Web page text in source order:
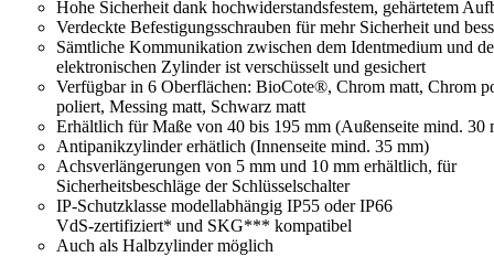
Hohe Sicherheit dank hochwiderstandsfestem, gehärtetem
Verdeckte Befestigungsschrauben für mehr Sicherheit und
Sämtliche Kommunikation zwischen dem Identmedium und
elektronischen Zylinder ist verschüsselt und gesichert
Verfügbar in 6 Oberflächen: BioCote®, Chrom matt, Chrom
poliert, Messing matt, Schwarz matt
Erhältlich für Maße von 40 bis 195 mm (Außenseite mind. 30
Antipanikzylinder erhätlich (Innenseite mind. 35 mm)
Achsverlängerungen von 5 mm und 10 mm erhältlich, für
Sicherheitsbeschläge der Schlüsselschalter
IP-Schutzklasse modellabhängig IP55 oder IP66
VdS-zertifiziert* und SKG*** kompatibel
Auch als Halbzylinder möglich